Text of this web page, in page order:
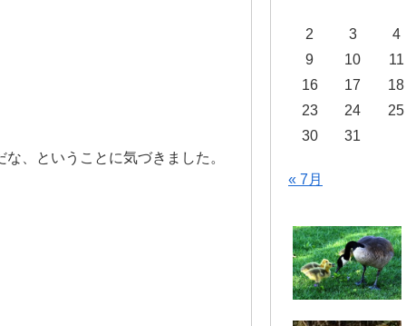
、ということに気づきました。
2
3 4
9
10 11
16
17 18
23
24 25
30
31
« 7月